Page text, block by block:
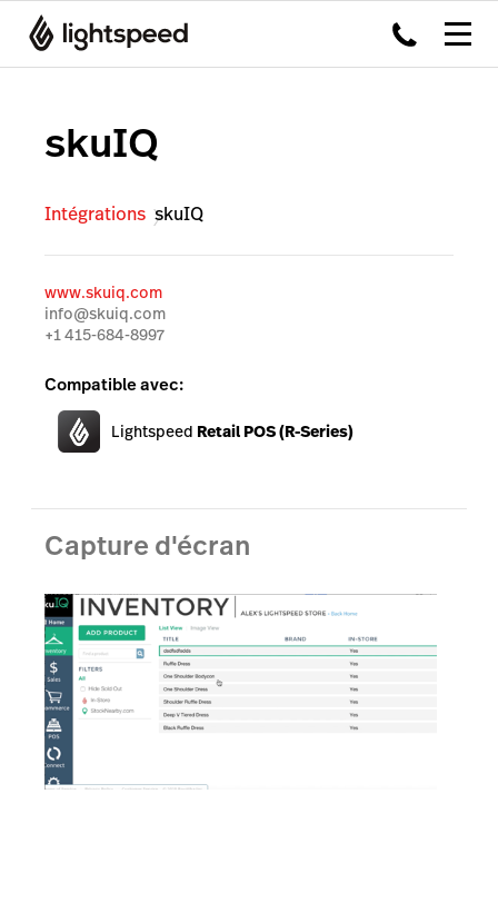
skuIQ
Intégrations skuIQ
www.skuiq.com
info@skuiq.com
+1 415-684-8997
Compatible avec:
Lightspeed Retail POS (R-Series)
Capture d'écran